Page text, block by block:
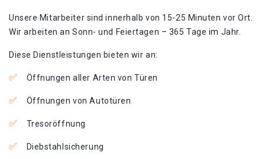
Unsere Mitarbeiter sind innerhalb von 15-25 Minuten vor Ort.
Wir arbeiten an Sonn- und Feiertagen – 365 Tage im Jahr.
Diese Dienstleistungen bieten wir an:
Öffnungen aller Arten von Türen
Öffnungen von Autotüren
Tresoröffnung
Diebstahlsicherung